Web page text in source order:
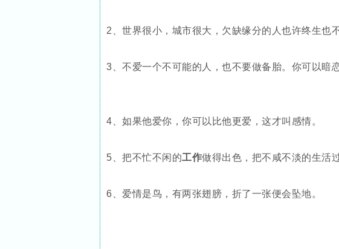
2、世界很小，城市很大，欠缺缘分的人也许终生也
3、不爱一个不可能的人，也不要做备胎。你可以暗
4、如果他爱你，你可以比他更爱，这才叫感情。
5、把不忙不闲的工作做得出色，把不咸不淡的生活
6、爱情是鸟，有两张翅膀，折了一张便会坠地。